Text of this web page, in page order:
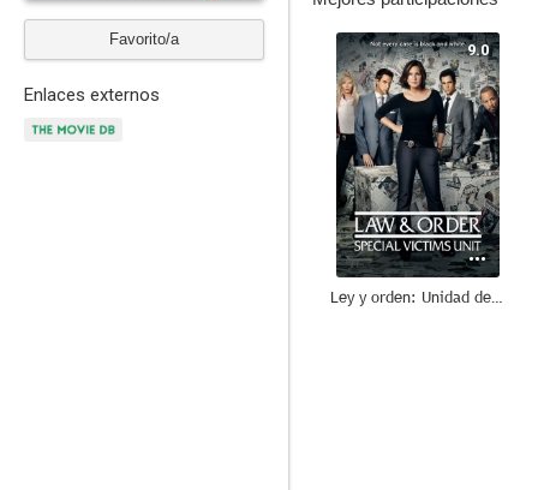
Favorito/a
Enlaces externos
9.0
Ley y orden: Unidad de Víctimas Especiales